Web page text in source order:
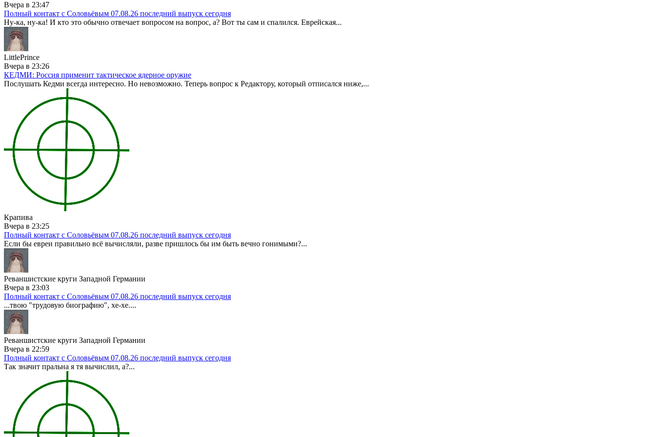
Вчера в 23:47
Полный контакт с Соловьёвым 07.08.26 последний выпуск сегодня
Ну-ка, ну-ка! И кто это обычно отвечает вопросом на вопрос, а? Вот ты сам и спалился. Еврейская...
LittlePrince
Вчера в 23:26
КЕДМИ: Россия применит тактическое ядерное оружие
Послушать Кедми всегда интересно. Но невозможно. Теперь вопрос к Редактору, который отписался ниже,...
Крапива
Вчера в 23:25
Полный контакт с Соловьёвым 07.08.26 последний выпуск сегодня
Если бы евреи правильно всё вычисляли, разве пришлось бы им быть вечно гонимыми?...
Реваншистские круги Западной Германии
Вчера в 23:03
Полный контакт с Соловьёвым 07.08.26 последний выпуск сегодня
...твою "трудовую биографию", хе-хе....
Реваншистские круги Западной Германии
Вчера в 22:59
Полный контакт с Соловьёвым 07.08.26 последний выпуск сегодня
Так значит пральна я тя вычислил, а?...